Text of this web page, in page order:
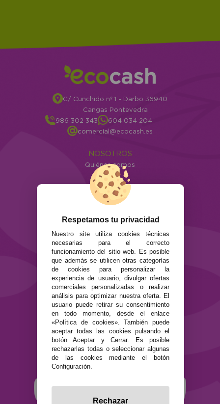
C/ Cunchido nº 1 - Darbo 36940
Cangas Pontevedra
986 302 343
604 034 204
comercial@ecocash.es
NOSOTROS
Quiénes somos
Info
ATENCIÓN AL CLIENTE
Formas de pago
Preguntas Frecuentes
Contacto
SEGURIDAD Y PRIVACIDAD
Términos y condiciones de uso
Política de privacidad
Política de cookies
Respetamos tu privacidad
Nuestro site utiliza cookies técnicas
necesarias para el correcto
funcionamiento del sitio web. Es posible
que además se utilicen otras categorías
de cookies para personalizar la
experiencia de usuario, divulgar ofertas
comerciales personalizadas o realizar
análisis para optimizar nuestra oferta. El
usuario puede retirar su consentimiento
en todo momento, desde el enlace
«Política de cookies». También puede
aceptar todas las cookies pulsando el
botón Aceptar y Cerrar. Es posible
rechazarlas todas o seleccionar algunas
de las cookies mediante el botón
Configuración.
Rechazar